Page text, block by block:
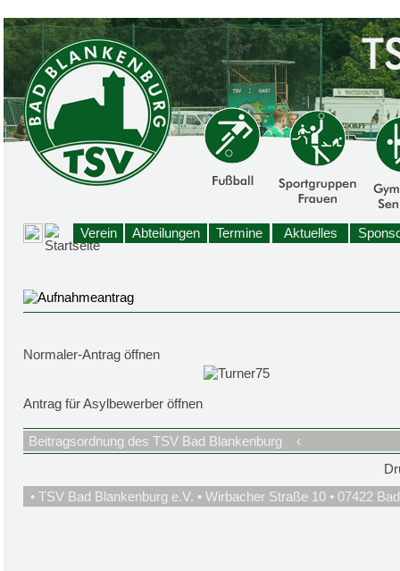
Verein Abteilungen Termine Aktuelles
Normaler-Antrag öffnen
Antrag für Asylbewerber öffnen
Beitragsordnung des TSV Bad Blankenburg
‹
• TSV Bad Blankenburg e.V. • Wirbacher Straße 10 • 07422